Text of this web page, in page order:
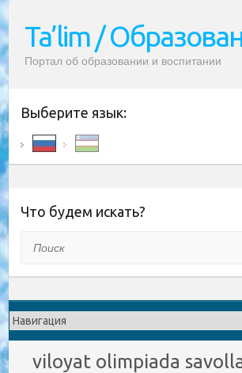
Ta’lim /
Портал об образовании и воспитании
Выберите язык:
Что будем искать?
viloyat olimpiada